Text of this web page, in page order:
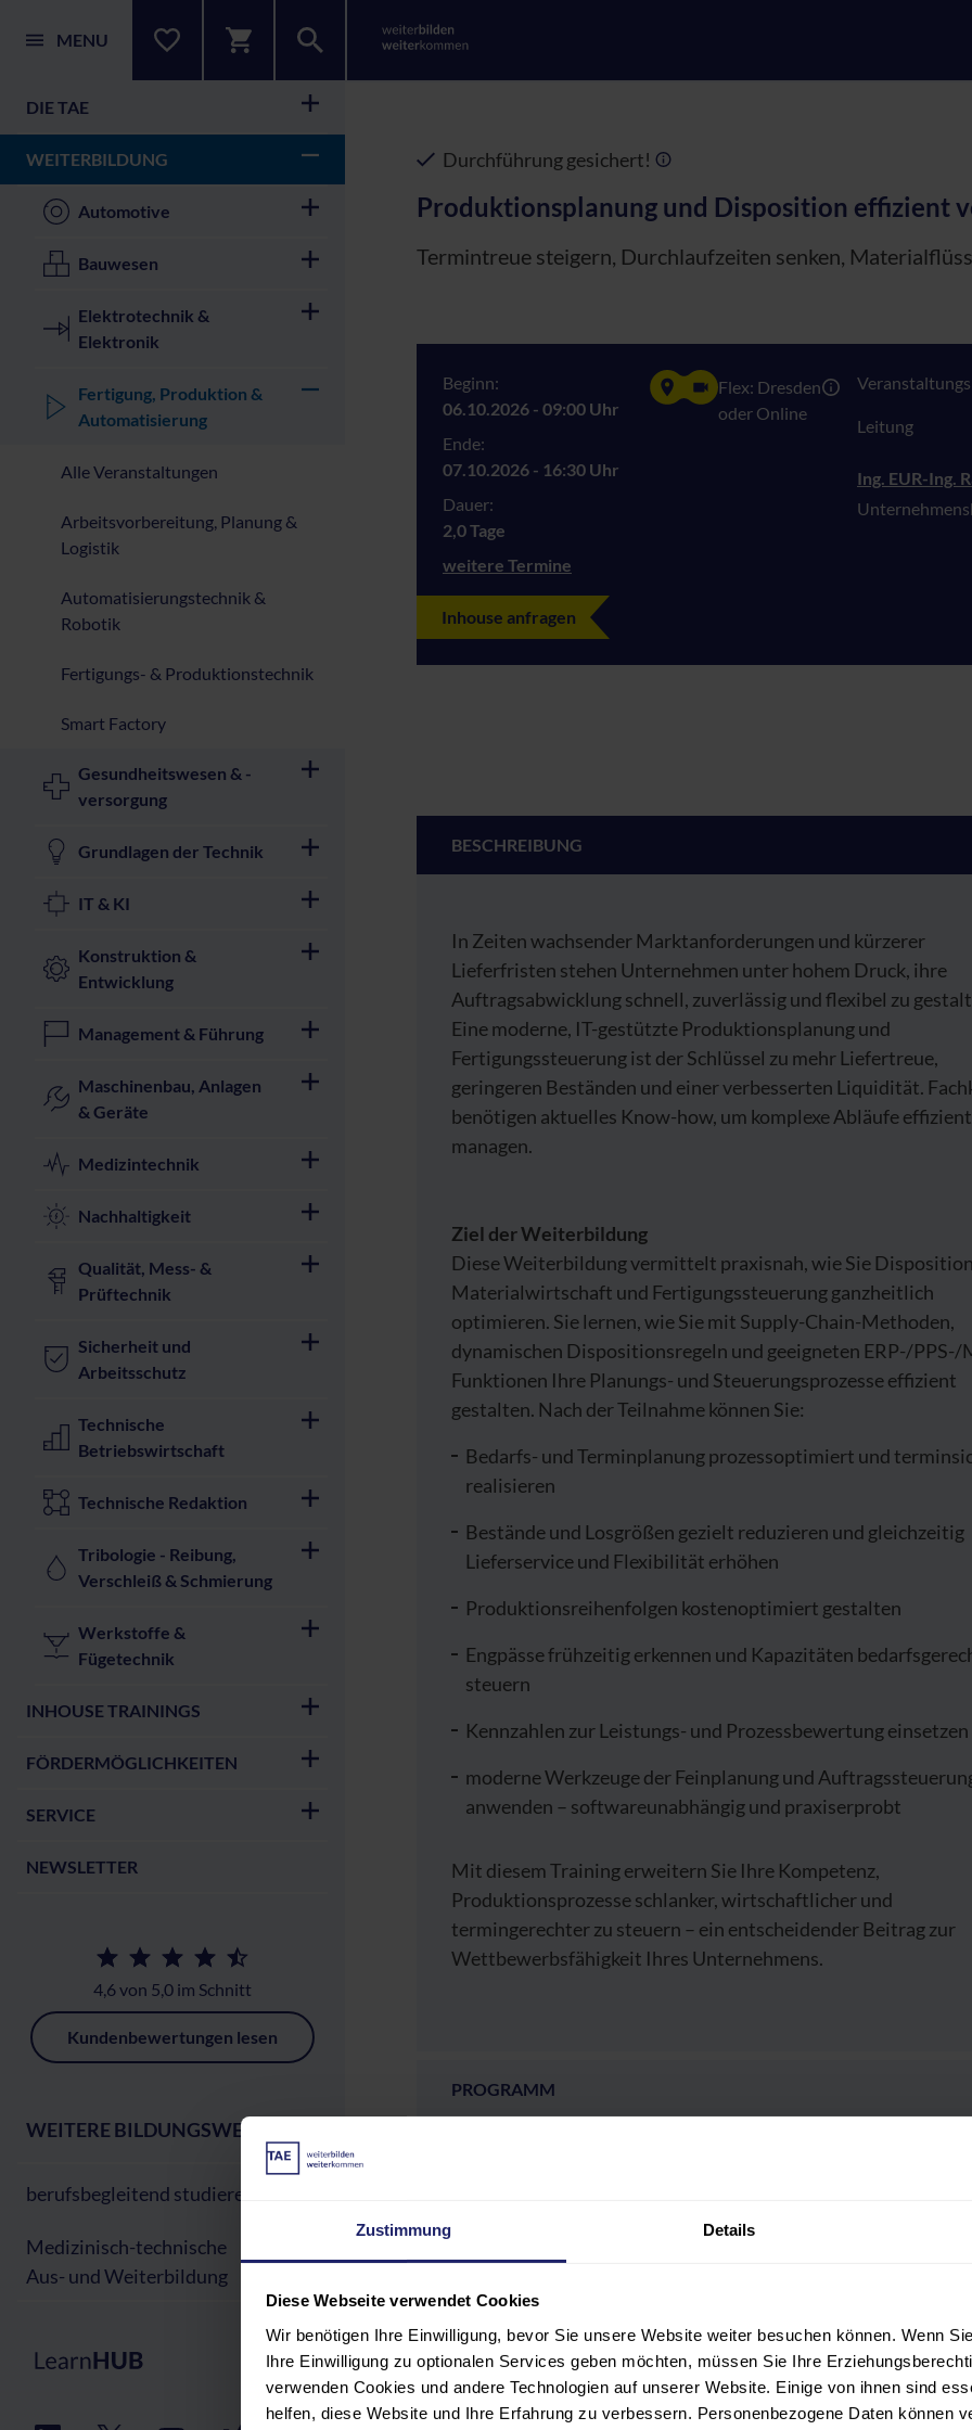
Zustimmung Details
Diese Webseite verwendet Cookies
Wir benötigen Ihre Einwilligung, bevor Sie unsere Website weiter besuchen können. Wenn
Ihre Einwilligung zu optionalen Services geben möchten, müssen Sie Ihre
verwenden Cookies und andere Technologien auf unserer Website. Einige von ihnen sind
helfen, diese Website und Ihre Erfahrung zu verbessern. Personenbezogene Daten können
MENU
DIE TAE
WEITERBILDUNG
Automotive
Bauwesen
Elektrotechnik &
Elektronik
Fertigung, Produktion &
Automatisierung
Alle Veranstaltungen
Arbeitsvorbereitung, Planung &
Logistik
Automatisierungstechnik &
Robotik
Fertigungs- & Produktionstechnik
Smart Factory
Gesundheitswesen & -
versorgung
Grundlagen der Technik
IT & KI
Konstruktion &
Entwicklung
Management & Führung
Maschinenbau, Anlagen
& Geräte
Medizintechnik
Nachhaltigkeit
Qualität, Mess- &
Prüftechnik
Sicherheit und
Arbeitsschutz
Technische
Betriebswirtschaft
Technische Redaktion
Tribologie - Reibung,
Verschleiß & Schmierung
Werkstoffe &
Fügetechnik
INHOUSE TRAININGS
FÖRDERMÖGLICHKEITEN
SERVICE
NEWSLETTER
4,6 von 5,0 im Schnitt
Kundenbewertungen lesen
WEITERE BILDUNGSWEGE:
berufsbegleitend studieren
Medizinisch-technische
Aus- und Weiterbildung
Durchführung gesichert!
Produktionsplanung und Disposition effizient
Termintreue steigern, Durchlaufzeiten senken,
Beginn:
06.10.2026 - 09:00 Uhr
Ende:
07.10.2026 - 16:30 Uhr
Dauer:
2,0 Tage
weitere Termine
Flex: Dresden
oder Online
Leitung
Ing. EUR-Ing.
Inhouse anfragen
BESCHREIBUNG
In Zeiten wachsender Marktanforderungen und kürzerer
Lieferfristen stehen Unternehmen unter hohem Druck, ihre
Auftragsabwicklung schnell, zuverlässig und flexibel zu
Eine moderne, IT-gestützte Produktionsplanung und
Fertigungssteuerung ist der Schlüssel zu mehr Liefertreue,
geringeren Beständen und einer verbesserten Liquidität.
benötigen aktuelles Know-how, um komplexe Abläufe
managen.
Ziel der Weiterbildung
Diese Weiterbildung vermittelt praxisnah, wie Sie
Materialwirtschaft und Fertigungssteuerung ganzheitlich
optimieren. Sie lernen, wie Sie mit Supply-Chain-Methoden,
dynamischen Dispositionsregeln und geeigneten ERP-/PPS-/
Funktionen Ihre Planungs- und Steuerungsprozesse effizient
gestalten. Nach der Teilnahme können Sie:
Bedarfs- und Terminplanung prozessoptimiert und
realisieren
Bestände und Losgrößen gezielt reduzieren und gleichzeitig
Lieferservice und Flexibilität erhöhen
Produktionsreihenfolgen kostenoptimiert gestalten
Engpässe frühzeitig erkennen und Kapazitäten
steuern
Kennzahlen zur Leistungs- und Prozessbewertung einsetzen
moderne Werkzeuge der Feinplanung und
anwenden – softwareunabhängig und praxiserprobt
Mit diesem Training erweitern Sie Ihre Kompetenz,
Produktionsprozesse schlanker, wirtschaftlicher und
termingerechter zu steuern – ein entscheidender Beitrag zur
Wettbewerbsfähigkeit Ihres Unternehmens.
PROGRAMM
VERANSTALTUNGSORT UND HOTEL
GEBÜHREN UND FÖRDERMÖGLICHKEITEN